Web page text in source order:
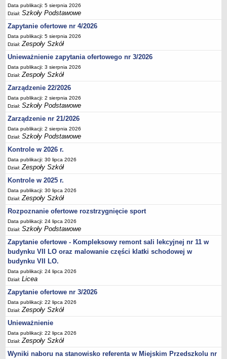
Ogłoszenie
Zarządzenia
Kontrole
Rejestry, ewidencje, archiwa
Sprawozdania
Deklaracja dostępności
PORADNIE PSYCHOLOGICZNO-PEDAGOGICZNE
Zespół Poradni
BIURO FINANSÓW OŚWIATY
Dane podstawowe
Statut
Majątek
Ogłoszenia
Zarządzenia
Rejestry, ewidencje, archiwa
Kontrole
PONOWNE WYKORZYSTYWANIE
Sprawozdania
Deklaracja dostępności
DEKLARACJA DOSTĘPNOŚCI
PONOWNE WYKORZYSTYWANIE
UDOSTĘPNIANIE INFORMACJI PUBLICZNEJ
OCHRONA DANYCH OSOBOWYCH
Data publikacji: 5 sierpnia 2026
Dział:Szkoły Podstawowe
Zapytanie ofertowe nr 4/2026
Data publikacji: 5 sierpnia 2026
Dział:Zespoły Szkół
Unieważnienie zapytania ofertowego nr 3/2026
Data publikacji: 3 sierpnia 2026
Dział:Zespoły Szkół
Zarządzenie 22/2026
Data publikacji: 2 sierpnia 2026
Dział:Szkoły Podstawowe
Zarządzenie nr 21/2026
Data publikacji: 2 sierpnia 2026
Dział:Szkoły Podstawowe
Kontrole w 2026 r.
Data publikacji: 30 lipca 2026
Dział:Zespoły Szkół
Kontrole w 2025 r.
Data publikacji: 30 lipca 2026
Dział:Zespoły Szkół
Rozpoznanie ofertowe rozstrzygnięcie sport
Data publikacji: 24 lipca 2026
Dział:Szkoły Podstawowe
Zapytanie ofertowe - Kompleksowy remont sali lekcyjnej nr 11 w
budynku VII LO oraz malowanie części klatki schodowej w
budynku VII LO.
Data publikacji: 24 lipca 2026
Dział:Licea
Zapytanie ofertowe nr 3/2026
Data publikacji: 22 lipca 2026
Dział:Zespoły Szkół
Unieważnienie
Data publikacji: 22 lipca 2026
Dział:Zespoły Szkół
Wyniki naboru na stanowisko referenta w Miejskim Przedszkolu nr